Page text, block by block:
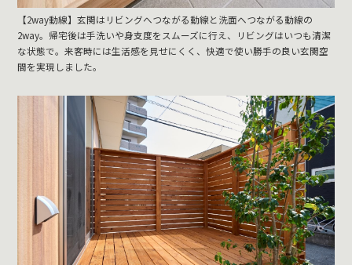
【2way動線】玄関はリビングへつながる動線と洗面へつながる動線の
2way。帰宅後は手洗いや身支度をスムーズに行え、リビングはいつも清潔
な状態で。来客時には生活感を見せにくく、快適で使い勝手の良い玄関空
間を実現しました。